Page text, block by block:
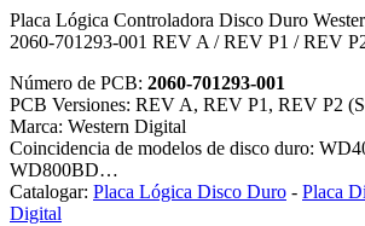
Placa Lógica Controladora Disco Duro
2060-701293-001 REV A / REV P1 / REV
Número de PCB: 2060-701293-001
PCB Versiones: REV A, REV P1, REV P2
Marca: Western Digital
Coincidencia de modelos de disco duro:
WD800BD…
Catalogar: Placa Lógica Disco Duro - Placa
Digital